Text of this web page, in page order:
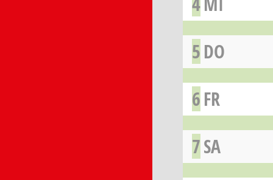
5DO
6FR
7SA